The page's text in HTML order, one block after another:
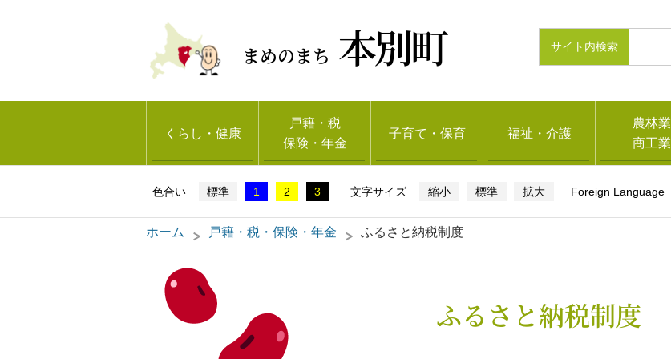
まめのまち 本別町
くらし・健康
戸籍・税
保険・年金
子育て・保育 福祉・介護
農林業
商工業
標準 1 2 3 縮小 標準 拡大
ホーム 戸籍・税・保険・年金 ふるさと納税制度
ふるさと納税制度